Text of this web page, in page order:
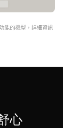
能的機型，詳細資訊
心